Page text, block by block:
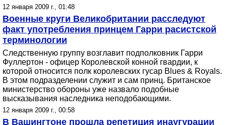
12 января 2009 г., 01:48
Военные круги Великобритании расследуют
факт употребления принцем Гарри расистской
терминологии
Следственную группу возглавит подполковник Гарри
Фуллертон - офицер Королевской конной гвардии, к
которой относится полк королевских гусар Blues & Royals.
В этом подразделении служит и сам принц. Британское
министерство обороны уже назвало подобные
высказывания наследника неподобающими.
12 января 2009 г., 00:58
В Вашингтоне прошла репетиция инаугурации